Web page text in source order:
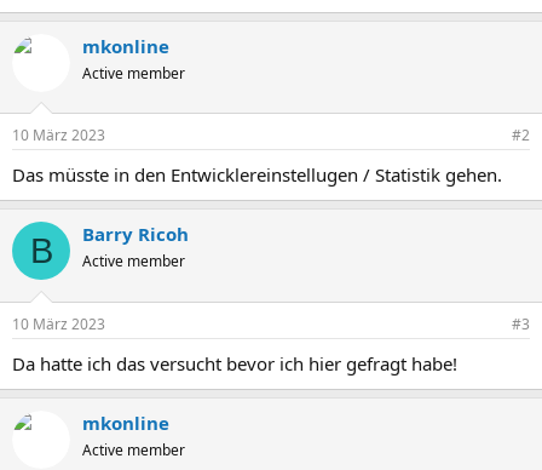
mkonline
Active member
10 März 2023 #2
Das müsste in den Entwicklereinstellugen / Statistik gehen.
B Barry Ricoh
Active member
10 März 2023 #3
Da hatte ich das versucht bevor ich hier gefragt habe!
mkonline
Active member